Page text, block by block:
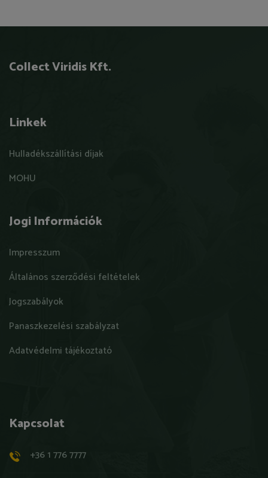
Collect Viridis Kft.
Linkek
Hulladékszállítási díjak
MOHU
Jogi Információk
Impresszum
Általános szerződési feltételek
Jogszabályok
Panaszkezelési szabályzat
Adatvédelmi tájékoztató
Kapcsolat
+36 1 776 7777